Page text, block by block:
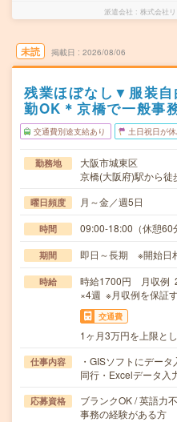
派遣会社 株式会社
未読 掲載日 2026/08/06
残業ほぼなし▼服装自
勤OK＊京橋で一般事
交通費別途支給あり 土日祝日が
勤務地
大阪市城東区
京橋(大阪府)駅から
曜日頻度 月～金／週5日
時間 09:00-18:00（休憩60
期間 即日～長期 ※開始日
時給
時給1700円 月収例
×4週 ※月収例を保証
交通費
1ヶ月3万円を上限と
仕事内容
・GISソフトにデー
同行・Excelデータ
応募資格
ブランクOK / 英語力
事務の経験がある方